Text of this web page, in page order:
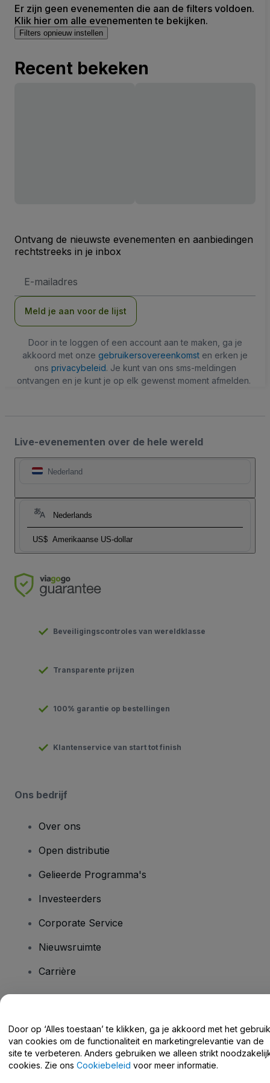
Er zijn geen evenementen die aan de filters voldoen.
Klik hier om alle evenementen te bekijken.
Filters opnieuw instellen
Recent bekeken
Ontvang de nieuwste evenementen en aanbiedingen
rechtstreeks in je inbox
mailadres
Meld je aan voor de lijst
Door in te loggen of een account aan te maken, ga je
akkoord met onze gebruikersovereenkomst en erken je
ons privacybeleid. Je kunt van ons sms-meldingen
ontvangen en je kunt je op elk gewenst moment afmelden.
Live-evenementen over de hele wereld
Nederland
Nederlands
US$ Amerikaanse US-dollar
Beveiligingscontroles van wereldklasse
Transparente prijzen
100% garantie op bestellingen
Klantenservice van start tot finish
Ons bedrijf
Over ons
Open distributie
Gelieerde Programma's
Investeerders
Corporate Service
Nieuwsruimte
Carrière
Helpcentrum / Neem Contact Met Ons Op
Door op ‘Alles toestaan’ te klikken, ga je akkoord met het gebruik
van cookies om de functionaliteit en marketingrelevantie van de
site te verbeteren. Anders gebruiken we alleen strikt
cookies. Zie ons Cookiebeleid voor meer informatie.